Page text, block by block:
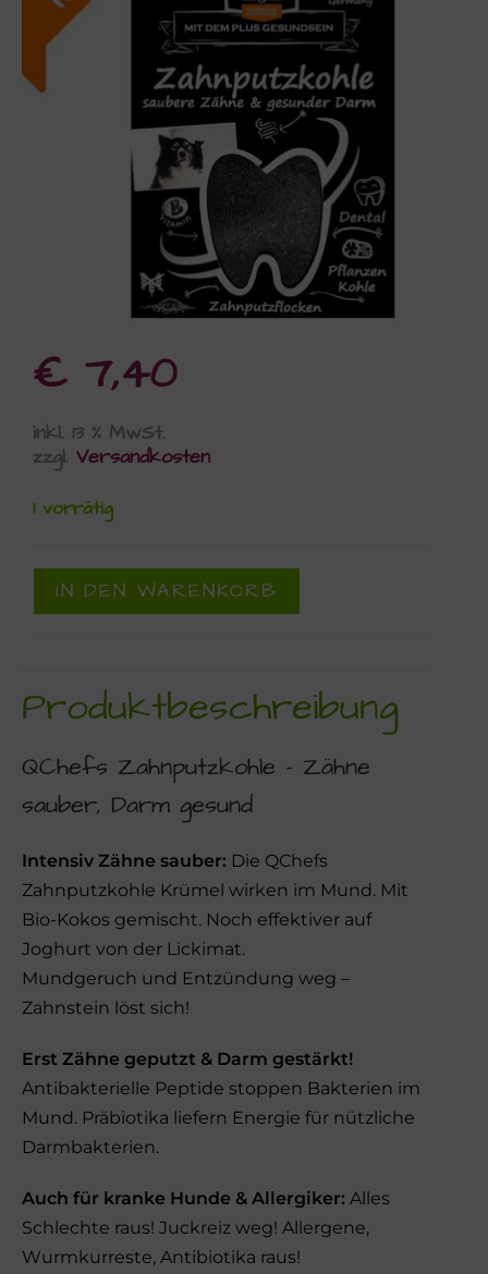
€ 7,40
inkl. 13 % MwSt.
zzgl. Versandkosten
1 vorrätig
IN DEN WARENKORB
Produktbeschreibung
QChefs Zahnputzkohle – Zähne
sauber, Darm gesund
Intensiv Zähne sauber: Die QChefs
Zahnputzkohle Krümel wirken im Mund. Mit
Bio-Kokos gemischt. Noch effektiver auf
Joghurt von der Lickimat.
Mundgeruch und Entzündung weg –
Zahnstein löst sich!
Erst Zähne geputzt & Darm gestärkt!
Antibakterielle Peptide stoppen Bakterien im
Mund. Präbiotika liefern Energie für nützliche
Darmbakterien.
Auch für kranke Hunde & Allergiker: Alles
Schlechte raus! Juckreiz weg! Allergene,
Wurmkurreste, Antibiotika raus!